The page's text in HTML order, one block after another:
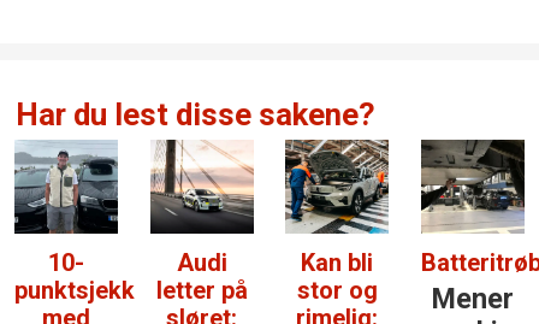
Har du lest disse sakene?
10-
punktsjekken
med
Audi
letter på
sløret:
Kan bli
stor og
rimelig:
Mener